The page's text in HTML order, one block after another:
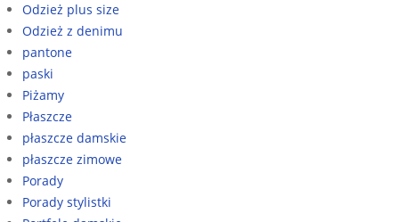
Odzież plus size
Odzież z denimu
pantone
paski
Piżamy
Płaszcze
płaszcze damskie
płaszcze zimowe
Porady
Porady stylistki